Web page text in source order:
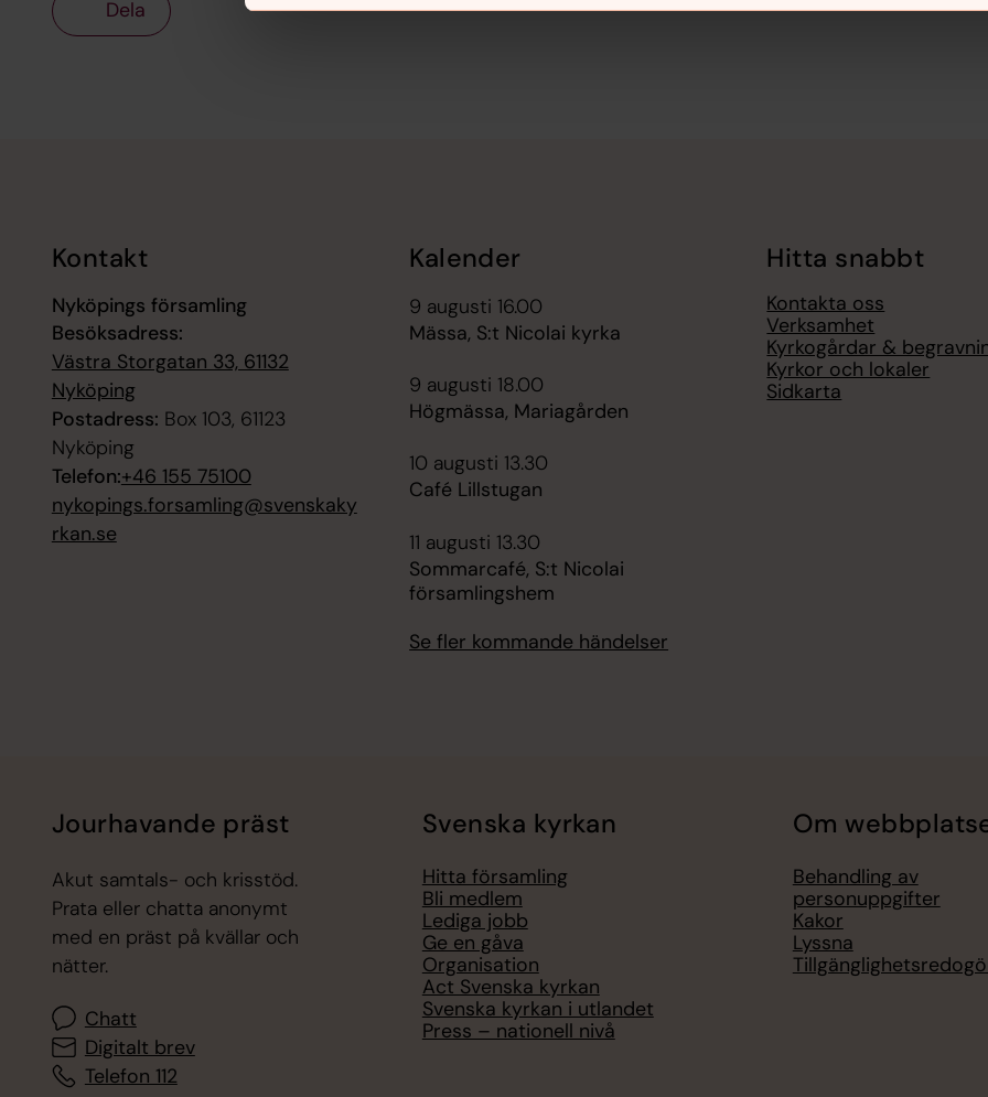
Dela
Kontakt
Nyköpings församling
Besöksadress:
Västra Storgatan 33, 61132
Nyköping
Postadress: Box 103, 61123
Nyköping
Telefon:+46 155 75100
nykopings.forsamling@svenskaky
rkan.se
Kalender
9 augusti 16.00
Mässa, S:t Nicolai kyrka
9 augusti 18.00
Högmässa, Mariagården
10 augusti 13.30
Café Lillstugan
11 augusti 13.30
Sommarcafé, S:t Nicolai
församlingshem
Se fler kommande händelser
Hitta snabbt
Kontakta oss
Verksamhet
Kyrkogårdar &
Kyrkor och lokaler
Sidkarta
Jourhavande präst
Akut samtals- och krisstöd.
Prata eller chatta anonymt
med en präst på kvällar och
nätter.
Chatt
Digitalt brev
Telefon 112
Svenska kyrkan
Hitta församling
Bli medlem
Lediga jobb
Ge en gåva
Organisation
Act Svenska kyrkan
Svenska kyrkan i utlandet
Press – nationell nivå
Om
Behandling av
personuppgifter
Kakor
Lyssna